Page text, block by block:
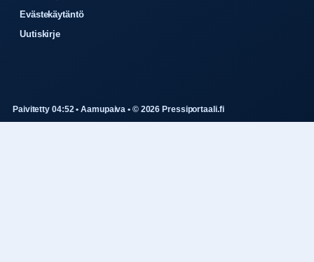
Evästekäytäntö
Uutiskirje
Paivitetty 04:52 • Aamupaiva • © 2026 Pressiportaali.fi